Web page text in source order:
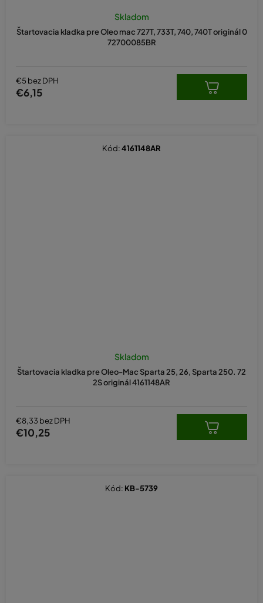
Štartovacia kladka pre Oleo mac 727T, 733T, 740, 740T originál 0
72700085BR
Skladom
€5 bez DPH
€6,15
Štartovacia kladka pre Oleo-Mac Sparta 25, 26, Sparta 250. 72
2S originál 4161148AR
Skladom
€8,33 bez DPH
€10,25
Kód:4161148AR
Kód: KB-5739